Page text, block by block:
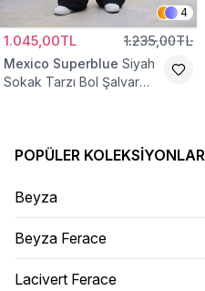
4
1.045,00TL 1.235,00TL
Mexico Superblue Siyah
Sokak Tarzı Bol Şalvar
POPÜLER KOLEKSIYONLAR
Beyza
Beyza Ferace
Lacivert Ferace